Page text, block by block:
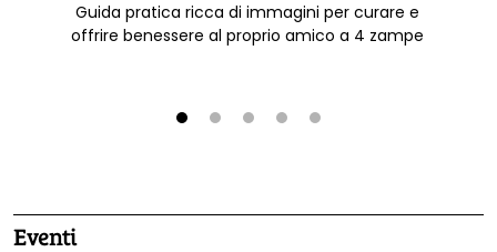
Guida pratica ricca di immagini per curare e
offrire benessere al proprio amico a 4 zampe
Eventi